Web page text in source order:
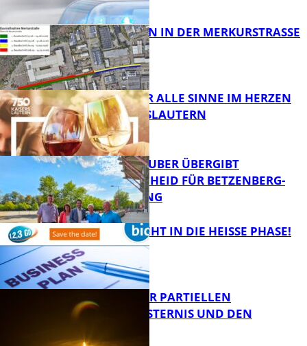
FB News
FB News
BAUARBEITEN IN DER MERKURSTRASSE
FB Kultur
GENÜSSE FÜR ALLE SINNE IM HERZEN
VON KAISERSLAUTERN
FB News
MINISTER TEUBER ÜBERGIBT
FÖRDERBESCHEID FÜR BETZENBERG-
ENTWICKLUNG
1,2,3 GO® GEHT IN DIE HEISSE PHASE!
VORTRAG ZUR PARTIELLEN
SONNENFINSTERNIS UND DEN
PERSEIDEN